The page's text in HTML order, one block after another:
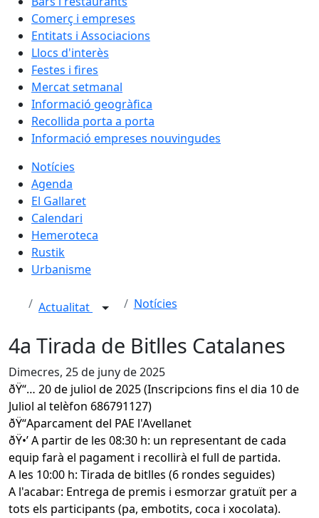
Comerç i empreses
Entitats i Associacions
Llocs d'interès
Festes i fires
Mercat setmanal
Informació geogràfica
Recollida porta a porta
Informació empreses nouvingudes
Notícies
Agenda
El Gallaret
Calendari
Hemeroteca
Rustik
Urbanisme
Actualitat Notícies
4a Tirada de Bitlles Catalanes
Dimecres, 25 de juny de 2025
ðŸ“… 20 de juliol de 2025 (Inscripcions fins el dia 10 de
Juliol al telèfon 686791127)
ðŸ“Aparcament del PAE l'Avellanet
ðŸ•’ A partir de les 08:30 h: un representant de cada
equip farà el pagament i recollirà el full de partida.
A les 10:00 h: Tirada de bitlles (6 rondes seguides)
A l'acabar: Entrega de premis i esmorzar gratuït per a
tots els participants (pa, embotits, coca i xocolata).